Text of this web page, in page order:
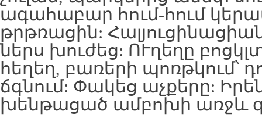
ագահաբար հում-հում
թրթռացին:
ներս խուժեց: ՈՒղեղը
հեղեղ, բառերի պոռթկում՝
ճգնում: Փակեց աչքերը:
խենթացած ամբոխի առջև